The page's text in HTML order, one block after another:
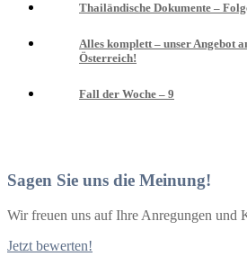
Thailändische Dokumente –
Alles komplett – unser Angebot
Österreich!
Fall der Woche – 9
Sagen Sie uns die Meinung!
Wir freuen uns auf Ihre Anregungen und
Jetzt bewerten!